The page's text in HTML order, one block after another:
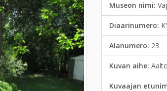
Museon nimi:
Diaarinumero:
Alanumero: 23
Kuvan aihe:
Kuvaajan